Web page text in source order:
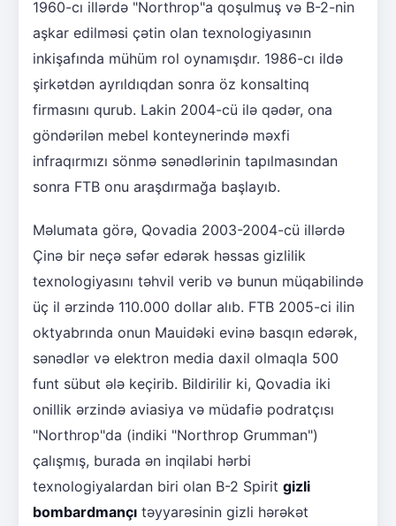
1960-cı illərdə "Northrop"a qoşulmuş və B-2-nin
aşkar edilməsi çətin olan texnologiyasının
inkişafında mühüm rol oynamışdır. 1986-cı ildə
şirkətdən ayrıldıqdan sonra öz konsaltinq
firmasını qurub. Lakin 2004-cü ilə qədər, ona
göndərilən mebel konteynerində məxfi
infraqırmızı sönmə sənədlərinin tapılmasından
sonra FTB onu araşdırmağa başlayıb.
Məlumata görə, Qovadia 2003-2004-cü illərdə
Çinə bir neçə səfər edərək həssas gizlilik
texnologiyasını təhvil verib və bunun müqabilində
üç il ərzində 110.000 dollar alıb. FTB 2005-ci ilin
oktyabrında onun Mauidəki evinə basqın edərək,
sənədlər və elektron media daxil olmaqla 500
funt sübut ələ keçirib. Bildirilir ki, Qovadia iki
onillik ərzində aviasiya və müdafiə podratçısı
"Northrop"da (indiki "Northrop Grumman")
çalışmış, burada ən inqilabi hərbi
texnologiyalardan biri olan B-2 Spirit gizli
bombardmançı təyyarəsinin gizli hərəkət